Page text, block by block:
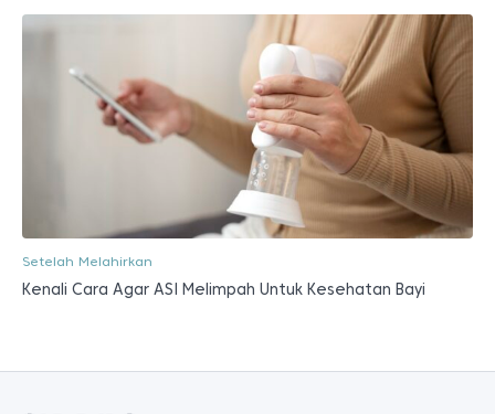
Setelah Melahirkan
Kenali Cara Agar ASI Melimpah Untuk Kesehatan Bayi